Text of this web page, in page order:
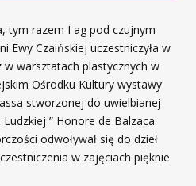
tym razem I ag pod czujnym
Ewy Czaińskiej uczestniczyła w
warsztatach plastycznych w
Ośrodku Kultury wystawy
stworzonej do uwielbianej
” Honore de Balzaca.
odwoływał się do dzieł
w zajęciach pięknie